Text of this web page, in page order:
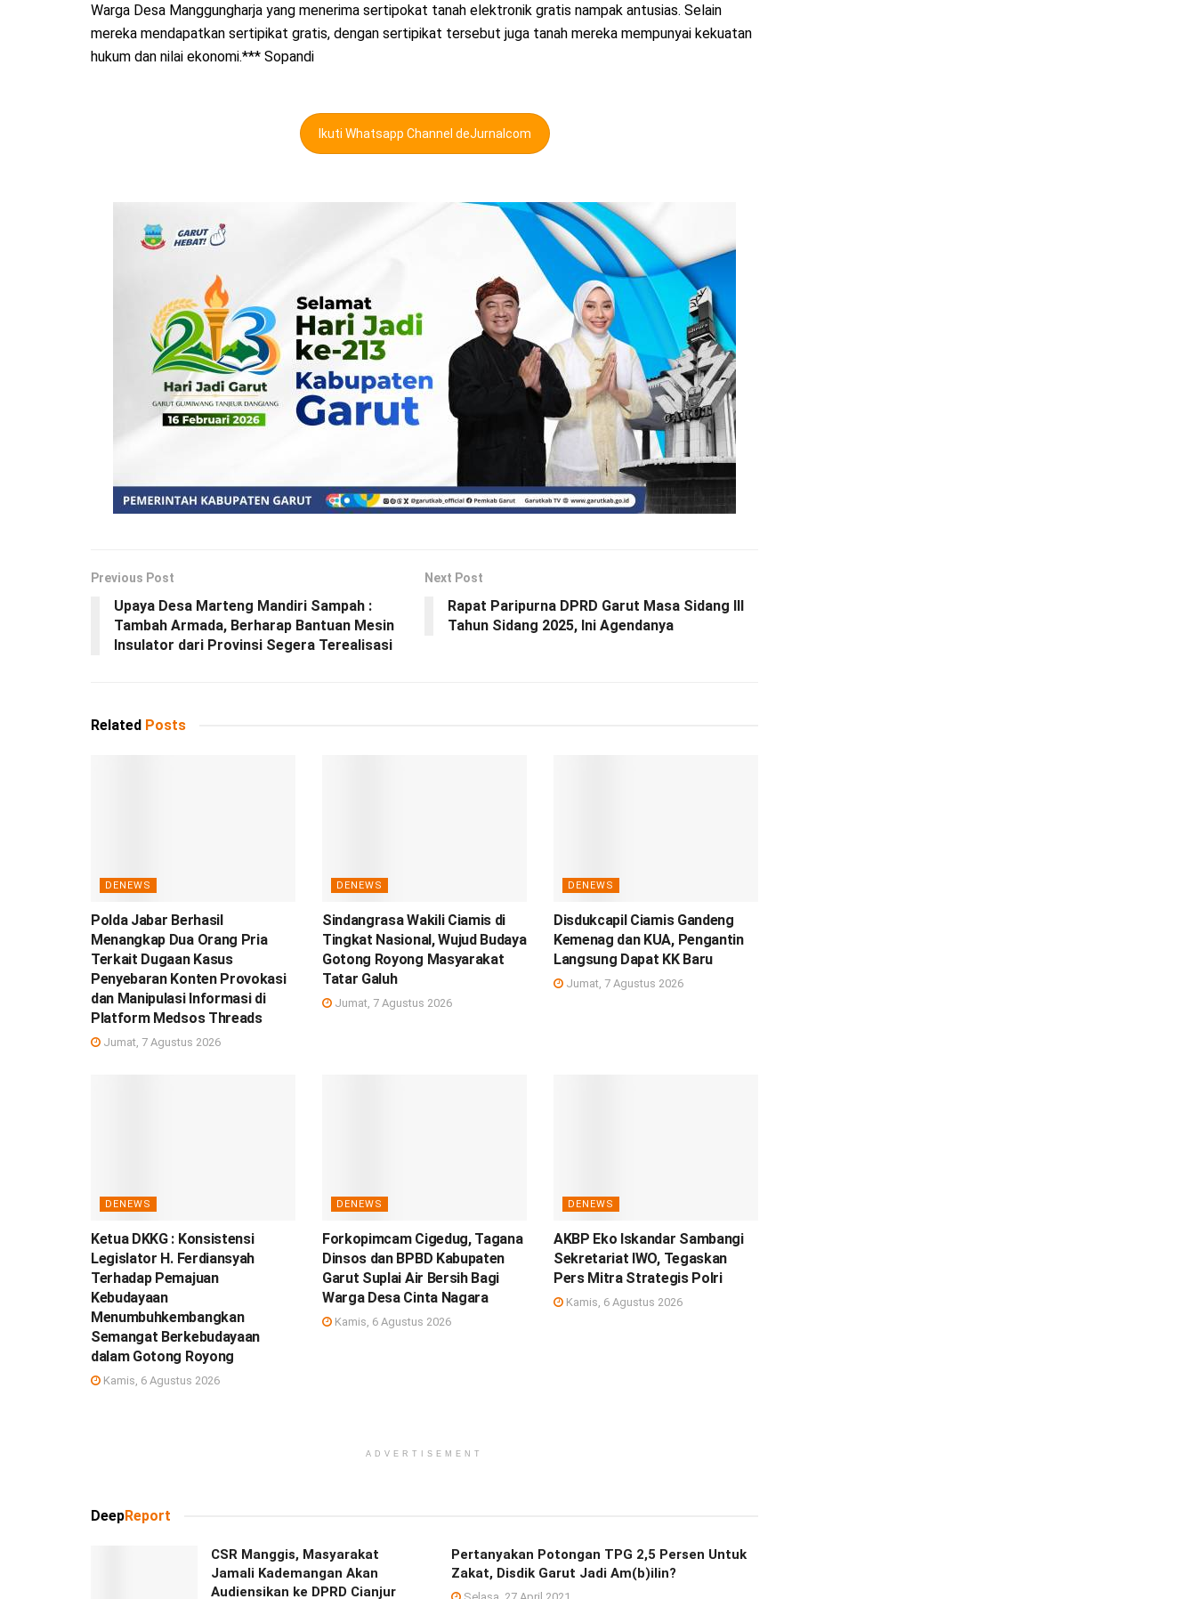
Warga Desa Manggungharja yang menerima sertipokat tanah elektronik gratis nampak antusias. Selain
mereka mendapatkan sertipikat gratis, dengan sertipikat tersebut juga tanah mereka mempunyai kekuatan
hukum dan nilai ekonomi.*** Sopandi
Ikuti Whatsapp Channel deJurnalcom
Previous Post
Upaya Desa Marteng Mandiri Sampah :
Tambah Armada, Berharap Bantuan Mesin
Insulator dari Provinsi Segera Terealisasi
Next Post
Rapat Paripurna DPRD Garut Masa Sidang III
Tahun Sidang 2025, Ini Agendanya
Related Posts
DENEWS
Polda Jabar Berhasil
Menangkap Dua Orang Pria
Terkait Dugaan Kasus
Penyebaran Konten Provokasi
dan Manipulasi Informasi di
Platform Medsos Threads
Jumat, 7 Agustus 2026
DENEWS
Sindangrasa Wakili Ciamis di
Tingkat Nasional, Wujud Budaya
Gotong Royong Masyarakat
Tatar Galuh
Jumat, 7 Agustus 2026
DENEWS
Disdukcapil Ciamis Gandeng
Kemenag dan KUA, Pengantin
Langsung Dapat KK Baru
Jumat, 7 Agustus 2026
DENEWS
Ketua DKKG : Konsistensi
Legislator H. Ferdiansyah
Terhadap Pemajuan
Kebudayaan
Menumbuhkembangkan
Semangat Berkebudayaan
dalam Gotong Royong
Kamis, 6 Agustus 2026
DENEWS
Forkopimcam Cigedug, Tagana
Dinsos dan BPBD Kabupaten
Garut Suplai Air Bersih Bagi
Warga Desa Cinta Nagara
Kamis, 6 Agustus 2026
DENEWS
AKBP Eko Iskandar Sambangi
Sekretariat IWO, Tegaskan
Pers Mitra Strategis Polri
Kamis, 6 Agustus 2026
ADVERTISEMENT
DeepReport
CSR Manggis, Masyarakat
Jamali Kademangan Akan
Audiensikan ke DPRD Cianjur
Pertanyakan Potongan TPG 2,5 Persen Untuk
Zakat, Disdik Garut Jadi Am(b)ilin?